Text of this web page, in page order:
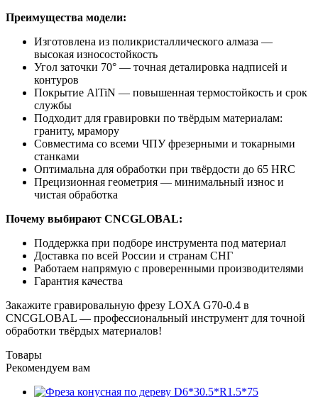
Преимущества модели:
Изготовлена из поликристаллического алмаза —
высокая износостойкость
Угол заточки 70° — точная деталировка надписей и
контуров
Покрытие AlTiN — повышенная термостойкость и срок
службы
Подходит для гравировки по твёрдым материалам:
граниту, мрамору
Совместима со всеми ЧПУ фрезерными и токарными
станками
Оптимальна для обработки при твёрдости до 65 HRC
Прецизионная геометрия — минимальный износ и
чистая обработка
Почему выбирают CNCGLOBAL:
Поддержка при подборе инструмента под материал
Доставка по всей России и странам СНГ
Работаем напрямую с проверенными производителями
Гарантия качества
Закажите гравировальную фрезу LOXA G70-0.4 в
CNCGLOBAL — профессиональный инструмент для точной
обработки твёрдых материалов!
Товары
Рекомендуем вам